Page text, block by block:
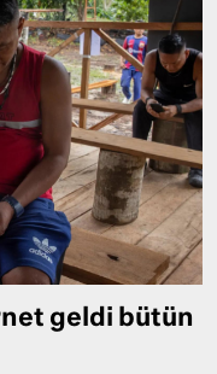
geldi bütün